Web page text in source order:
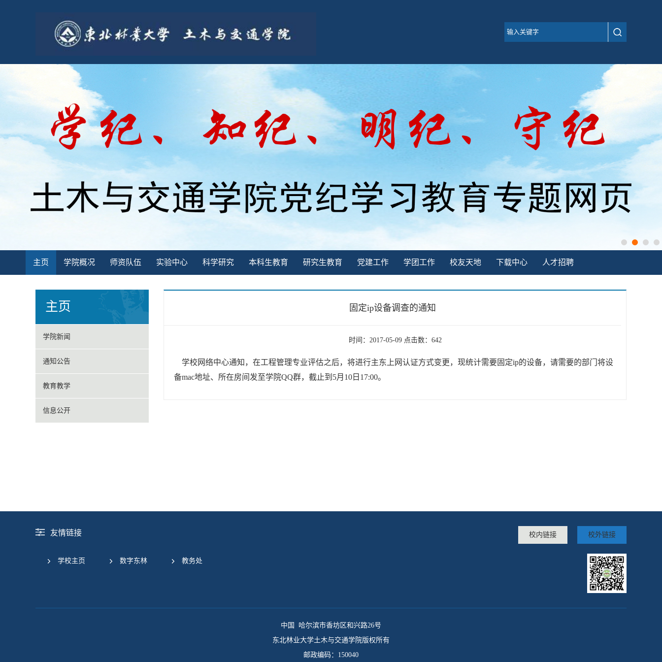
主页 学院概况 师资队伍 实验中心 科学研究 本科生教育 研究生教育 党建工作 学团工作 校友天地 下载中心 人才招聘
主页
学院新闻
通知公告
教育教学
信息公开
固定ip设备调查的通知
时间：2017-05-09 点击数： 642
学校网络中心通知，在工程管理专业评估之后，将进行主东上网认证方式变更，现统计需要固定ip的设备，请需要的部门将设
备mac地址、所在房间发至学院QQ群，截止到5月10日17:00。
友情链接 校外链接
校内链接
学校主页 数字东林 教务处
中国 哈尔滨市香坊区和兴路26号
东北林业大学土木与交通学院版权所有
邮政编码：150040